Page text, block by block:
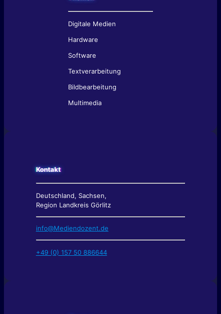
Digitale Medien
Hardware
Software
Textverarbeitung
Bildbearbeitung
Multimedia
Kontakt
Deutschland, Sachsen,
Region Landkreis Görlitz
info@Mediendozent.de
+49 (0) 157 50 886644